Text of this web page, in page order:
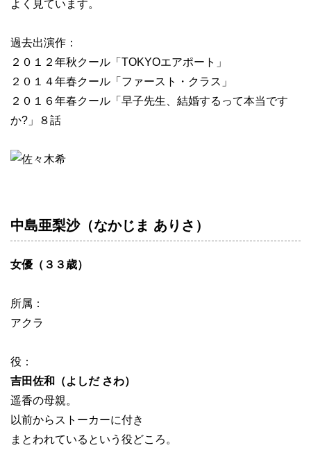
よく見ています。
過去出演作：
２０１２年秋クール「TOKYOエアポート」
２０１４年春クール「ファースト・クラス」
２０１６年春クール「早子先生、結婚するって本当です
か?」８話
中島亜梨沙（なかじま ありさ）
女優（３３歳）
所属：
アクラ
役：
吉田佐和（よしだ さわ）
遥香の母親。
以前からストーカーに付き
まとわれているという役どころ。